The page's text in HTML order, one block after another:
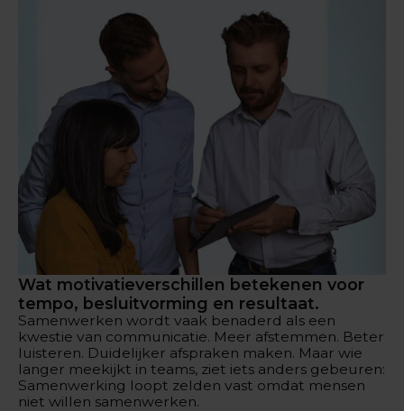
Wat motivatieverschillen betekenen voor
tempo, besluitvorming en resultaat.
Samenwerken wordt vaak benaderd als een
kwestie van communicatie. Meer afstemmen. Beter
luisteren. Duidelijker afspraken maken. Maar wie
langer meekijkt in teams, ziet iets anders gebeuren:
Samenwerking loopt zelden vast omdat mensen
niet willen samenwerken.